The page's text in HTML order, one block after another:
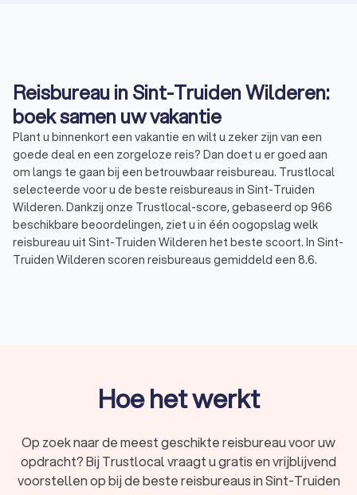
Reisbureau in Sint-Truiden Wilderen:
boek samen uw vakantie
Plant u binnenkort een vakantie en wilt u zeker zijn van een
goede deal en een zorgeloze reis? Dan doet u er goed aan
om langs te gaan bij een betrouwbaar reisbureau. Trustlocal
selecteerde voor u de beste reisbureaus in Sint-Truiden
Wilderen. Dankzij onze Trustlocal-score, gebaseerd op 966
beschikbare beoordelingen, ziet u in één oogopslag welk
reisbureau uit Sint-Truiden Wilderen het beste scoort. In Sint-
Truiden Wilderen scoren reisbureaus gemiddeld een 8.6.
van uw vakantie. Wilt u graag genieten van een zonvakantie,
een bruisende citytrip, een avontuurlijke rondreis of een
aan het juiste adres. Reisbureaus in Sint-Truiden Wilderen
beschikken over de juiste kennis, jarenlange ervaring en
sterke contacten om uw droomreis tot leven te brengen.
Hoe het werkt
Op zoek naar de meest geschikte reisbureau voor uw
opdracht? Bij Trustlocal vraagt u gratis en vrijblijvend
voorstellen op bij de beste reisbureaus in Sint-Truiden